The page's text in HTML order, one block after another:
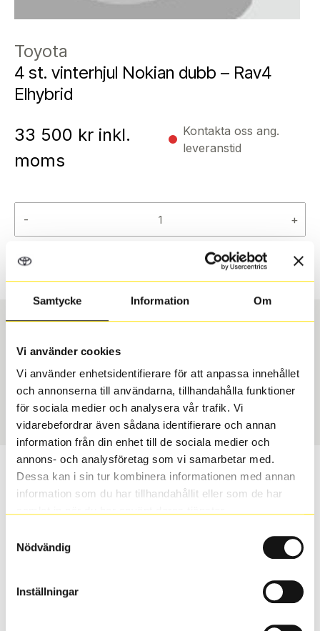
Samtycke Information Om
Vi använder cookies
Vi använder enhetsidentifierare för att anpassa innehållet
och annonserna till användarna, tillhandahålla funktioner
för sociala medier och analysera vår trafik. Vi
vidarebefordrar även sådana identifierare och annan
information från din enhet till de sociala medier och
annons- och analysföretag som vi samarbetar med.
Dessa kan i sin tur kombinera informationen med annan
information som du har tillhandahållit eller som de har
Nödvändig
Inställningar
Toyota
4 st. vinterhjul Nokian dubb – Rav4
Elhybrid
33 500 kr inkl.
moms
Kontakta oss ang.
leveranstid
- +
Toyota Original – Däck &
Fälg
Aspect ratio
60
Art nummer
9664
Vill du veta mer om Toyota original
vinterhjul?
säkerhet, kvalitet, passform och finish som bilens